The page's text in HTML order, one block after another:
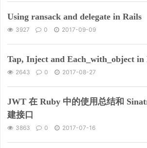
Using ransack and delegate in Rails
3927 0 2017-09-09
Tap, Inject and Each_with_object in
2643 0 2017-08-27
JWT 在 Ruby 中的使用总结和
建接口
3863 0 2017-07-16